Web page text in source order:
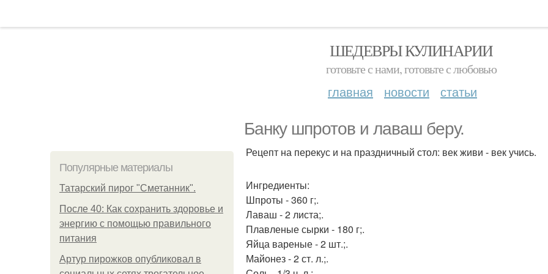
ШЕДЕВРЫ КУЛИНАРИИ
готовьте с нами, готовьте с любовью
главная новости статьи
Банку шпротов и лаваш беру.
Популярные материалы
Татарский пирог "Сметанник".
После 40: Как сохранить здоровье и
энергию с помощью правильного
питания
Артур пирожков опубликовал в
Рецепт на перекус и на праздничный стол: век живи - век учись.
Ингредиенты:
Шпроты - 360 г;.
Лаваш - 2 листа;.
Плавленые сырки - 180 г;.
Яйца вареные - 2 шт.;.
Майонез - 2 ст. л.;.